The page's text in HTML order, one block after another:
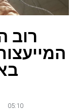
רוב
05:10